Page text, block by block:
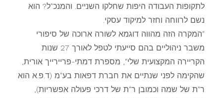
לתקופות העבודה היפות שחלקו השניים. והמנכ"ל? הוא
נשם לרווחה וחזר למיקוד עסקי.
"המקרה הזה מהווה דוגמא לשורה ארוכה של סיפורי
משבר ניהוליים בהם סייעתי לטפל לאורך 27 שנות
הקריירה המקצועית שלי", מספרת דמתי-פריירייך אורית,
שהקימה לפני שנתיים את חברת דפאות בע"מ (ד.פ.א הוא
ר"ת של שמה וכמובן ר"ת של דרכי פעולה אפשריות),